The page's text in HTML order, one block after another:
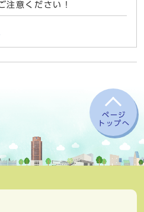
注意ください！
ページ
トップへ